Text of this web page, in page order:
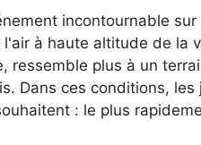
incontournable
à haute altitude de la
ressemble plus à un
Dans ces conditions,
: le plus